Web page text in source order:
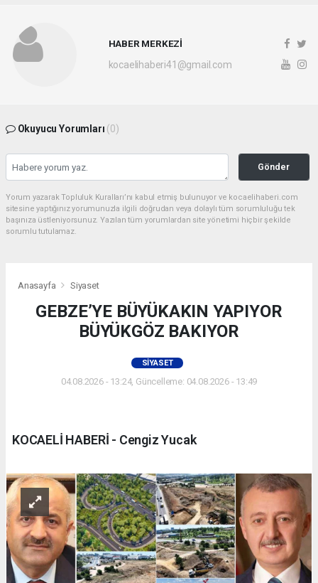
HABER MERKEZİ
kocaelihaberi41@gmail.com
Okuyucu Yorumları (0)
Gönder
Yorum yazarak Topluluk Kuralları’nı kabul etmiş bulunuyor ve kocaelihaberi.com
sitesine yaptığınız yorumunuzla ilgili doğrudan veya dolaylı tüm sorumluluğu tek
başınıza üstleniyorsunuz. Yazılan tüm yorumlardan site yönetimi hiçbir şekilde
sorumlu tutulamaz.
Anasayfa Siyaset
GEBZE’YE BÜYÜKAKIN YAPIYOR
BÜYÜKGÖZ BAKIYOR
SIYASET
04.08.2026 - 13:24, Güncelleme: 04.08.2026 - 13:49
KOCAELİ HABERİ - Cengiz Yucak